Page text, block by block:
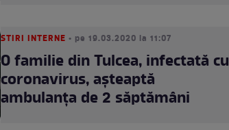
STIRI INTERNE • pe 19.03.2020 la 11:07
O familie din Tulcea, infectată cu
coronavirus, așteaptă
ambulanța de 2 săptămâni